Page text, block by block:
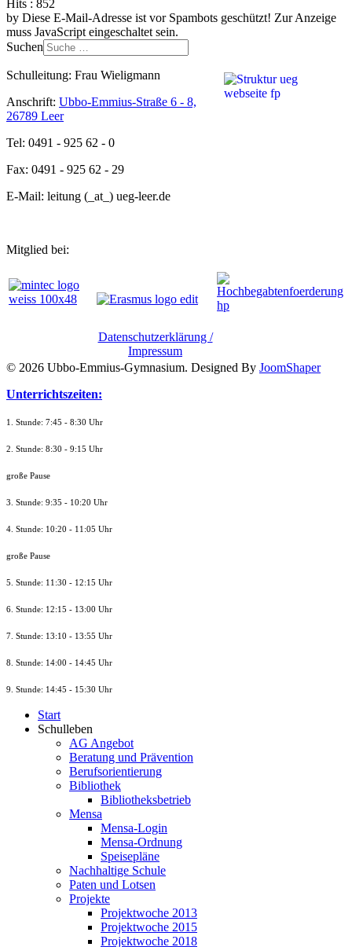
Hits : 852
by Diese E-Mail-Adresse ist vor Spambots geschützt! Zur Anzeige
muss JavaScript eingeschaltet sein.
Suchen
Schulleitung: Frau Wieligmann
Anschrift: Ubbo-Emmius-Straße 6 - 8,
26789 Leer
Tel: 0491 - 925 62 - 0
Fax: 0491 - 925 62 - 29
E-Mail: leitung (_at_) ueg-leer.de
Mitglied bei:
Datenschutzerklärung /
Impressum
© 2026 Ubbo-Emmius-Gymnasium. Designed By JoomShaper
Unterrichtszeiten:
1. Stunde: 7:45 - 8:30 Uhr
2. Stunde: 8:30 - 9:15 Uhr
große Pause
3. Stunde: 9:35 - 10:20 Uhr
4. Stunde: 10:20 - 11:05 Uhr
große Pause
5. Stunde: 11:30 - 12:15 Uhr
6. Stunde: 12:15 - 13:00 Uhr
7. Stunde: 13:10 - 13:55 Uhr
8. Stunde: 14:00 - 14:45 Uhr
9. Stunde: 14:45 - 15:30 Uhr
Start
Schulleben
AG Angebot
Beratung und Prävention
Berufsorientierung
Bibliothek
Bibliotheksbetrieb
Mensa
Mensa-Login
Mensa-Ordnung
Speisepläne
Nachhaltige Schule
Paten und Lotsen
Projekte
Projektwoche 2013
Projektwoche 2015
Projektwoche 2018